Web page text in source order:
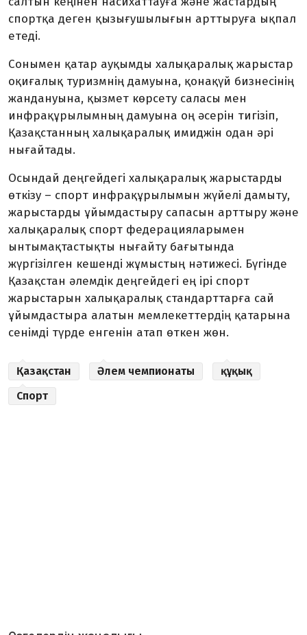
спортқа деген қызығушылығын арттыруға ықпал
етеді.
Сонымен қатар ауқымды халықаралық жарыстар
оқиғалық туризмнің дамуына, қонақүй бизнесінің
жандануына, қызмет көрсету саласы мен
инфрақұрылымның дамуына оң әсерін тигізіп,
Қазақстанның халықаралық имиджін одан әрі
нығайтады.
Осындай деңгейдегі халықаралық жарыстарды
өткізу – спорт инфрақұрылымын жүйелі дамыту,
жарыстарды ұйымдастыру сапасын арттыру және
халықаралық спорт федерацияларымен
ынтымақтастықты нығайту бағытында
жүргізілген кешенді жұмыстың нәтижесі. Бүгінде
Қазақстан әлемдік деңгейдегі ең ірі спорт
жарыстарын халықаралық стандарттарға сай
ұйымдастыра алатын мемлекеттердің қатарына
сенімді түрде енгенін атап өткен жөн.
Қазақстан Әлем чемпионаты
құқық
Спорт